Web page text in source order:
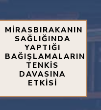
MİRASBIRAKANIN
SAĞLIĞINDA
YAPTIĞI
BAĞIŞLAMALARIN
TENKİS
DAVASINA
ETKİSİ